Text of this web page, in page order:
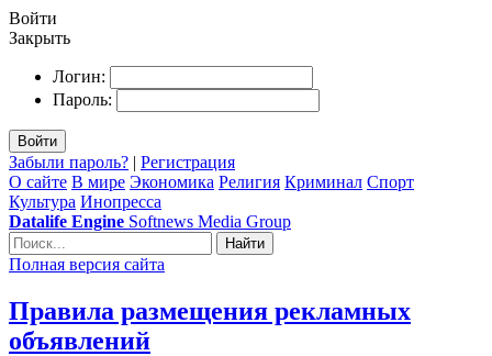
Войти
Закрыть
Логин:
Пароль:
Войти
Забыли пароль? | Регистрация
О сайте В мире Экономика Религия Криминал Спорт
Культура Инопресса
Datalife Engine Softnews Media Group
Найти
Полная версия сайта
Правила размещения рекламных
объявлений